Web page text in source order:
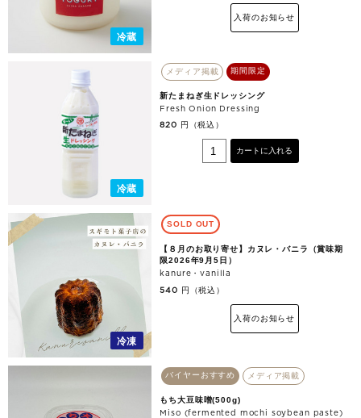
冷蔵
入荷のお知らせ
冷蔵
メディア掲載 期間限定
新たまねぎ生ドレッシング
Fresh Onion Dressing
820 円（税込）
カートに入れる
冷凍
SOLD OUT
【８月のお取り寄せ】カヌレ・バニラ（賞味期
限2026年9月5日）
kanure・vanilla
540 円（税込）
入荷のお知らせ
バイヤーおすすめ メディア掲載
もち大豆味噌(500g)
Miso (fermented mochi soybean paste)